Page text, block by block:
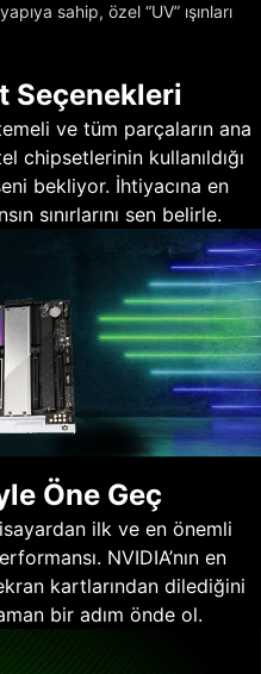
sahip, özel “UV” ışınları
Seçenekleri
ve tüm parçaların ana
chipsetlerinin kullanıldığı
bekliyor. İhtiyacına en
sınırlarını sen belirle.
Öne Geç
ilk ve en önemli
NVIDIA’nın en
kartlarından dilediğini
bir adım önde ol.